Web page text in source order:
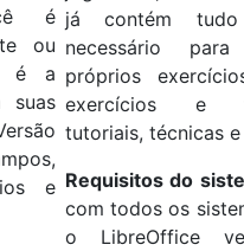
é
ou
é a
suas
e
já contém
necessário
próprios
exercícios e
tutoriais, técnicas
Requisitos do
com todos os
o LibreOffice